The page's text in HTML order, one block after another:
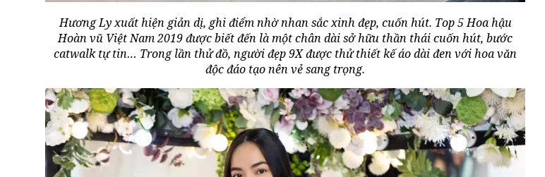
Hương Ly xuất hiện giản dị, ghi điểm nhờ nhan sắc xinh đẹp, cuốn hút. Top 5 Hoa hậu
Hoàn vũ Việt Nam 2019 được biết đến là một chân dài sở hữu thần thái cuốn hút, bước
catwalk tự tin… Trong lần thử đồ, người đẹp 9X được thử thiết kế áo dài đen với hoa văn
độc đáo tạo nên vẻ sang trọng.